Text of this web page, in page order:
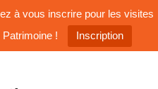
à vous inscrire pour les visites
!
Inscription